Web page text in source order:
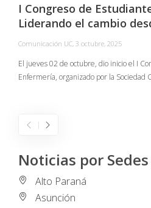
I Congreso de
Liderando el cambio
Comunicación UC, 3 octubre, 2025
El jueves 02 de octubre, dio inicio el I
Enfermería, organizado por la Sociedad
Noticias por Sedes
Alto Paraná
Asunción